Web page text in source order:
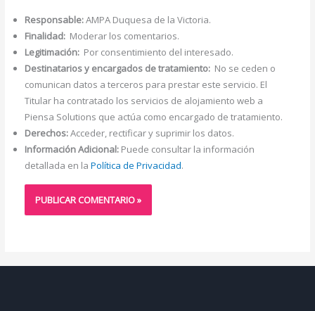
Responsable:AMPA Duquesa de la Victoria.
Finalidad:Moderar los comentarios.
Legitimación:Por consentimiento del interesado.
Destinatarios y encargados de tratamiento:No se ceden o
comunican datos a terceros para prestar este servicio. El
Titular ha contratado los servicios de alojamiento web a
Piensa Solutions que actúa como encargado de tratamiento.
Derechos:Acceder, rectificar y suprimir los datos.
Información Adicional:Puede consultar la información
detallada en la Política de Privacidad.